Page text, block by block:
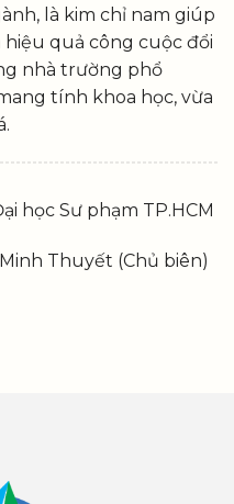
là kim chỉ nam giúp
quả công cuộc đổi
nhà trường phổ
tính khoa học, vừa
học Sư phạm TP.HCM
Thuyết (Chủ biên)